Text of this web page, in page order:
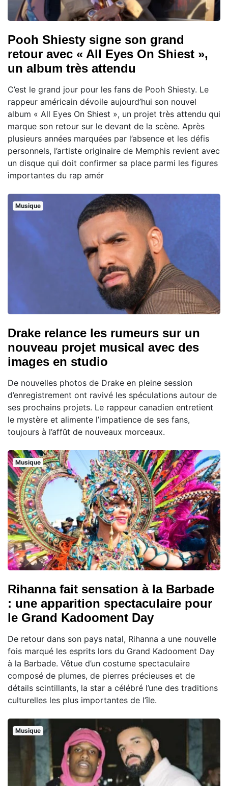
Pooh Shiesty signe son grand
retour avec « All Eyes On Shiest »,
un album très attendu
C’est le grand jour pour les fans de Pooh Shiesty. Le
rappeur américain dévoile aujourd’hui son nouvel
album « All Eyes On Shiest », un projet très attendu qui
marque son retour sur le devant de la scène. Après
plusieurs années marquées par l’absence et les défis
personnels, l’artiste originaire de Memphis revient avec
un disque qui doit confirmer sa place parmi les figures
importantes du rap amér
Musique
Drake relance les rumeurs sur un
nouveau projet musical avec des
images en studio
De nouvelles photos de Drake en pleine session
d’enregistrement ont ravivé les spéculations autour de
ses prochains projets. Le rappeur canadien entretient
le mystère et alimente l’impatience de ses fans,
toujours à l’affût de nouveaux morceaux.
Musique
Rihanna fait sensation à la Barbade
: une apparition spectaculaire pour
le Grand Kadooment Day
De retour dans son pays natal, Rihanna a une nouvelle
fois marqué les esprits lors du Grand Kadooment Day
à la Barbade. Vêtue d’un costume spectaculaire
composé de plumes, de pierres précieuses et de
détails scintillants, la star a célébré l’une des traditions
culturelles les plus importantes de l’île.
Musique